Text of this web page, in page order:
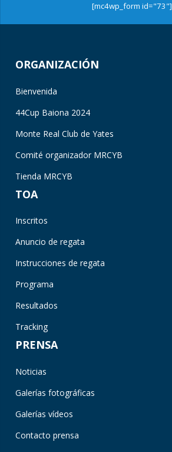
[mc4wp_form id="73"]
ORGANIZACIÓN
Bienvenida
44Cup Baiona 2024
Monte Real Club de Yates
Comité organizador MRCYB
Tienda MRCYB
TOA
Inscritos
Anuncio de regata
Instrucciones de regata
Programa
Resultados
Tracking
PRENSA
Noticias
Galerías fotográficas
Galerías vídeos
Contacto prensa